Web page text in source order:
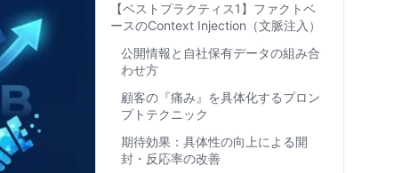
【ベストプラクティス1】ファクトベ
ースのContext Injection（文脈注入）
公開情報と自社保有データの組み合
わせ方
顧客の『痛み』を具体化するプロン
プトテクニック
期待効果：具体性の向上による開
封・反応率の改善